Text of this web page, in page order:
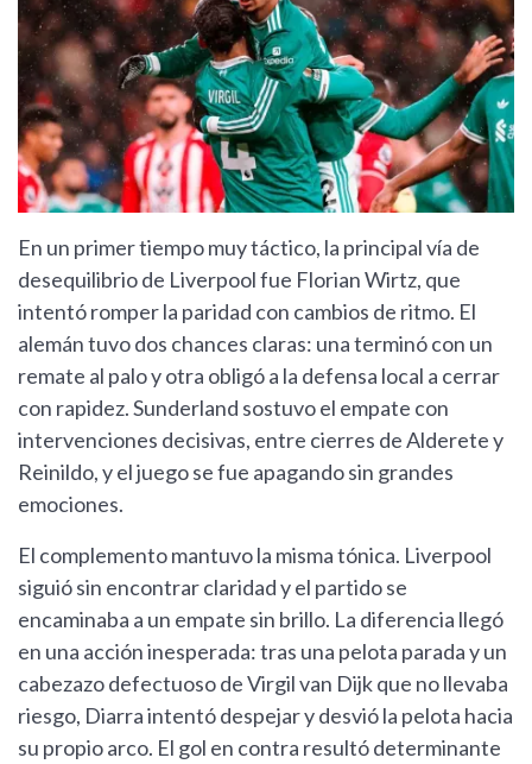
En un primer tiempo muy táctico, la principal vía de
desequilibrio de Liverpool fue Florian Wirtz, que
intentó romper la paridad con cambios de ritmo. El
alemán tuvo dos chances claras: una terminó con un
remate al palo y otra obligó a la defensa local a cerrar
con rapidez. Sunderland sostuvo el empate con
intervenciones decisivas, entre cierres de Alderete y
Reinildo, y el juego se fue apagando sin grandes
emociones.
El complemento mantuvo la misma tónica. Liverpool
siguió sin encontrar claridad y el partido se
encaminaba a un empate sin brillo. La diferencia llegó
en una acción inesperada: tras una pelota parada y un
cabezazo defectuoso de Virgil van Dijk que no llevaba
riesgo, Diarra intentó despejar y desvió la pelota hacia
su propio arco. El gol en contra resultó determinante